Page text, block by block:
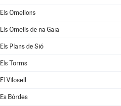
Els Omellons
Els Omells de na Gaia
Els Plans de Sió
Els Torms
El Vilosell
Es Bòrdes